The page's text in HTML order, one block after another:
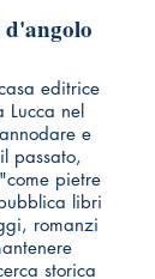
editrice
Lucca nel
e
passato,
pietre
libri
romanzi
storica